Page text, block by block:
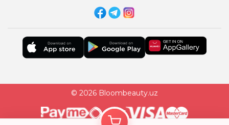
© 2026 Bloombeauty.uz